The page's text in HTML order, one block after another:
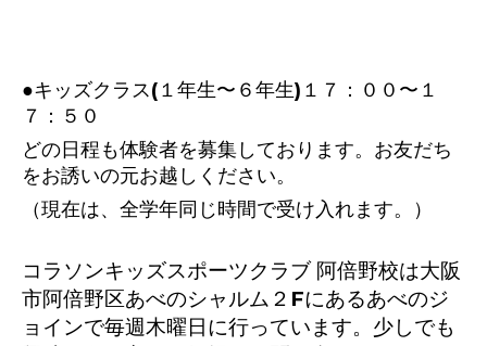
●キッズクラス(１年生〜６年生)１７：００〜１
７：５０
どの日程も体験者を募集しております。お友だち
をお誘いの元お越しください。
（現在は、全学年同じ時間で受け入れます。）
コラソンキッズスポーツクラブ 阿倍野校は大阪
市阿倍野区あべのシャルム２Fにあるあべのジ
ョインで毎週木曜日に行っています。少しでも